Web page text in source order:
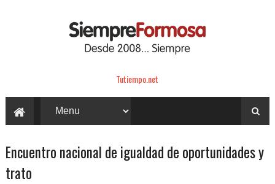
Tutiempo.net
Encuentro nacional de igualdad de oportunidades y
trato